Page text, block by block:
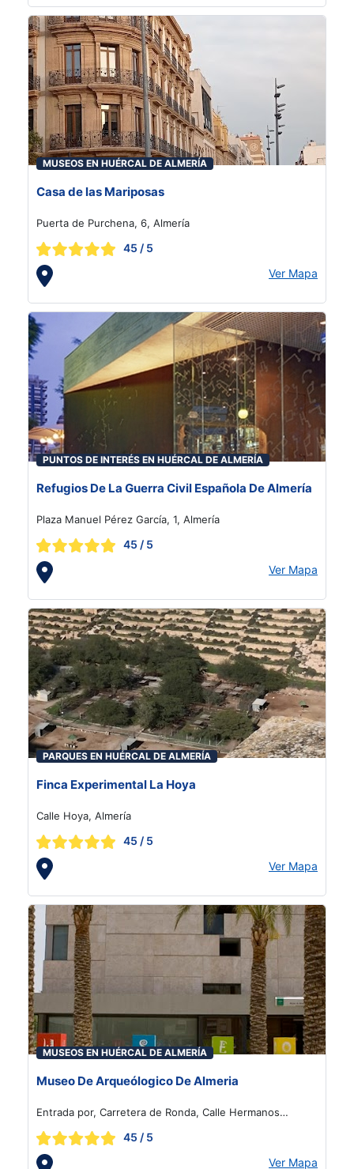
MUSEOS EN HUÉRCAL DE ALMERÍA
Casa de las Mariposas
Puerta de Purchena, 6, Almería
45 / 5
Ver Mapa
PUNTOS DE INTERÉS EN HUÉRCAL DE ALMERÍA
Refugios De La Guerra Civil Española De Almería
Plaza Manuel Pérez García, 1, Almería
45 / 5
Ver Mapa
PARQUES EN HUÉRCAL DE ALMERÍA
Finca Experimental La Hoya
Calle Hoya, Almería
45 / 5
Ver Mapa
MUSEOS EN HUÉRCAL DE ALMERÍA
Museo De Arqueólogico De Almeria
Entrada por, Carretera de Ronda, Calle Hermanos
45 / 5
Ver Mapa